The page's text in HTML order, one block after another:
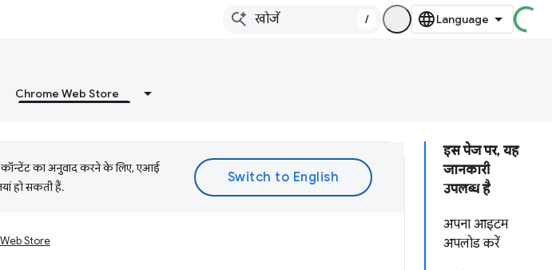
/
Chrome Web Store
इस पेज पर, यह
जानकारी
उपलब्ध है
अपना आइटम
अपलोड करें
का अनुवाद करने के लिए, एआई
हो सकती हैं.
Store